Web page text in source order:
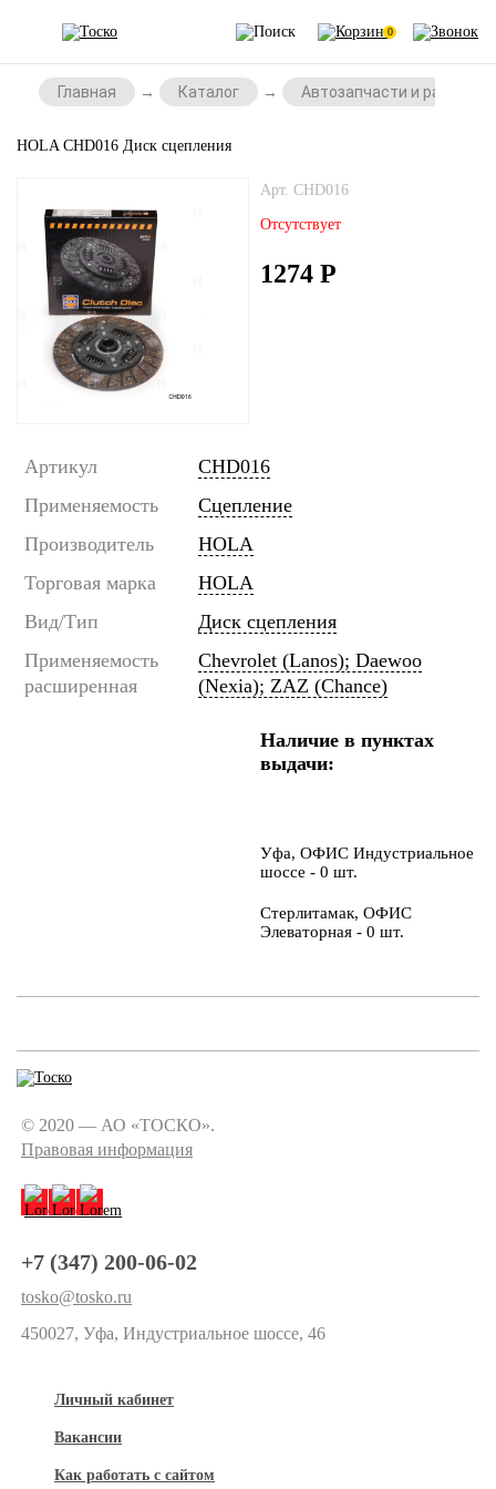
0
Главная Каталог Автозапчасти и
HOLA CHD016 Диск сцепления
Арт. CHD016
Отсутствует
1274 Р
Артикул
CHD016
Применяемость
Сцепление
Производитель
HOLA
Торговая марка
HOLA
Вид/Тип
Диск сцепления
Применяемость
расширенная
Chevrolet (Lanos); Daewoo
(Nexia); ZAZ (Chance)
Наличие в пунктах
выдачи:
Уфа, ОФИС Индустриальное
шоссе - 0 шт.
Стерлитамак, ОФИС
Элеваторная - 0 шт.
© 2020 — АО «ТОСКО».
Правовая информация
+7 (347) 200-06-02
tosko@tosko.ru
450027, Уфа, Индустриальное шоссе, 46
Личный кабинет
Вакансии
Как работать с сайтом